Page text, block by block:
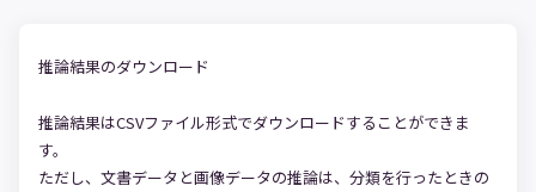
推論結果のダウンロード
推論結果はCSVファイル形式でダウンロードすることができま
す。
ただし、文書データと画像データの推論は、分類を行ったときの